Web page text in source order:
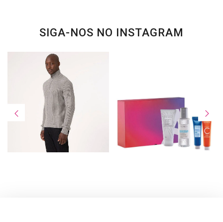
SIGA-NOS NO INSTAGRAM